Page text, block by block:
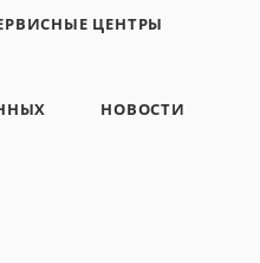
ЦЕНТРЫ
НОВОСТИ